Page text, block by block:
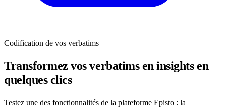
Codification de vos verbatims
Transformez vos verbatims en insights en
quelques clics
Testez une des fonctionnalités de la plateforme Episto : la